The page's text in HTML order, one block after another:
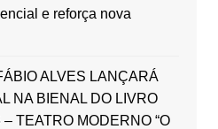
e reforça nova
ALVES LANÇARÁ
NA BIENAL DO LIVRO
TEATRO MODERNO “O